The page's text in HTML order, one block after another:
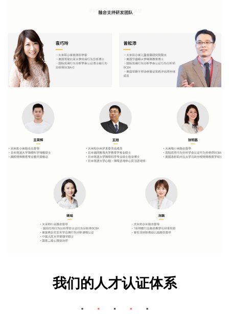
我们的人才认证体系